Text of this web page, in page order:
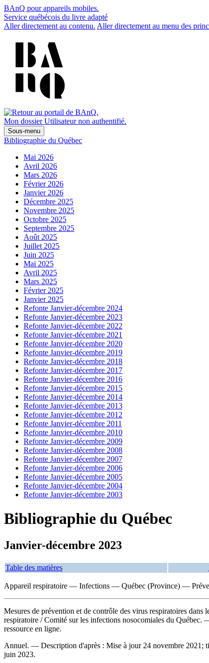
BAnQ pour appareils mobiles.
Service québécois du livre adapté
Aller directement au contenu. Aller directement au menu des
Mon dossier Utilisateur non authentifié.
Sous-menu
Bibliographie du Québec
Mai 2026
Avril 2026
Mars 2026
Février 2026
Janvier 2026
Décembre 2025
Novembre 2025
Octobre 2025
Septembre 2025
Août 2025
Juillet 2025
Juin 2025
Mai 2025
Avril 2025
Mars 2025
Février 2025
Janvier 2025
Refonte Janvier-décembre 2024
Refonte Janvier-décembre 2023
Refonte Janvier-décembre 2022
Refonte Janvier-décembre 2021
Refonte Janvier-décembre 2020
Refonte Janvier-décembre 2019
Refonte Janvier-décembre 2018
Refonte Janvier-décembre 2017
Refonte Janvier-décembre 2016
Refonte Janvier-décembre 2015
Refonte Janvier-décembre 2014
Refonte Janvier-décembre 2013
Refonte Janvier-décembre 2012
Refonte Janvier-décembre 2011
Refonte Janvier-décembre 2010
Refonte Janvier-décembre 2009
Refonte Janvier-décembre 2008
Refonte Janvier-décembre 2007
Refonte Janvier-décembre 2006
Refonte Janvier-décembre 2005
Refonte Janvier-décembre 2004
Refonte Janvier-décembre 2003
Bibliographie du Québec
Janvier-décembre 2023
Table des matières
Appareil respiratoire — Infections — Québec (Province) —
Mesures de prévention et de contrôle des virus respiratoires
respiratoire / Comité sur les infections nosocomiales du
ressource en ligne.
Annuel. — Description d'après : Mise à jour 24 novembre 2021;
juin 2023.